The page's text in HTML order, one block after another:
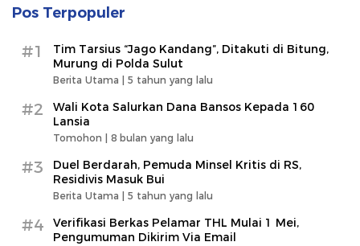
Pos Terpopuler
#1
Tim Tarsius “Jago Kandang”, Ditakuti di Bitung,
Murung di Polda Sulut
Berita Utama | 5 tahun yang lalu
#2
Wali Kota Salurkan Dana Bansos Kepada 160
Lansia
Tomohon | 8 bulan yang lalu
#3
Duel Berdarah, Pemuda Minsel Kritis di RS,
Residivis Masuk Bui
Berita Utama | 5 tahun yang lalu
#4
Verifikasi Berkas Pelamar THL Mulai 1 Mei,
Pengumuman Dikirim Via Email